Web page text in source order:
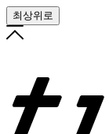
최상위로